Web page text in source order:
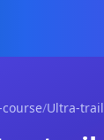
/Ultra-trail